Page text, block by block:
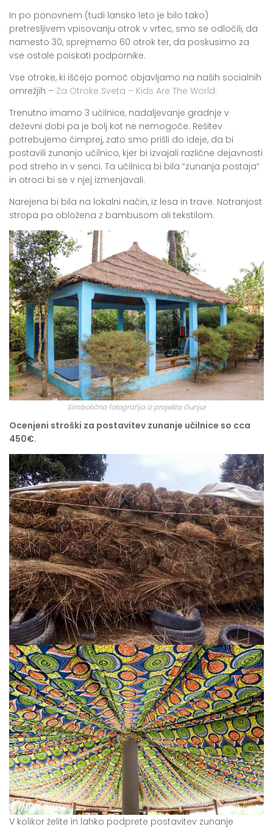
In po ponovnem (tudi lansko leto je bilo tako)
pretresljivem vpisovanju otrok v vrtec, smo se odločili, da
namesto 30, sprejmemo 60 otrok ter, da poskusimo za
vse ostale poiskati podpornike.
Vse otroke, ki iščejo pomoč objavljamo na naših socialnih
omrežjih – Za Otroke Sveta – Kids Are The World.
Trenutno imamo 3 učilnice, nadaljevanje gradnje v
deževni dobi pa je bolj kot ne nemogoče. Rešitev
potrebujemo čimprej, zato smo prišli do ideje, da bi
postavili zunanjo učilnico, kjer bi izvajali različne dejavnosti
pod streho in v senci. Ta učilnica bi bila “zunanja postaja”
in otroci bi se v njej izmenjavali.
Narejena bi bila na lokalni način, iz lesa in trave. Notranjost
stropa pa obložena z bambusom ali tekstilom.
Simbolična fotografija iz projekta Gunjur
Ocenjeni stroški za postavitev zunanje učilnice so cca
450€.
V kolikor želite in lahko podprete postavitev zunanje